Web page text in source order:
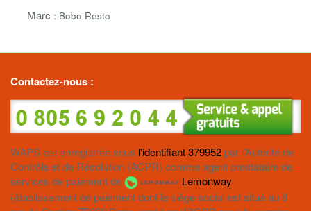
Marc : Bobo Resto
Contactez-nous :
WAPS est enregistrée sous l'identifiant 379952par l’Autorité de
Contrôle et de Résolution (ACPR) comme agent prestataire de
services de paiement de
Lemonway
(établissement de paiement dont le siège social est situé au 8